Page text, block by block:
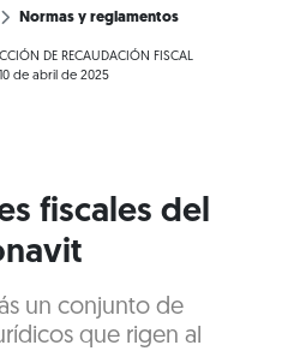
Normas y reglamentos
DE RECAUDACIÓN FISCAL
10 de abril de 2025
fiscales del
un conjunto de
que rigen al